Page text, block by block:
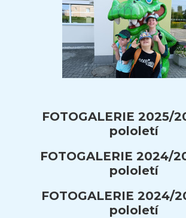
FOTOGALERIE 2025/
pololetí
FOTOGALERIE 2024/
pololetí
FOTOGALERIE 2024/
pololetí